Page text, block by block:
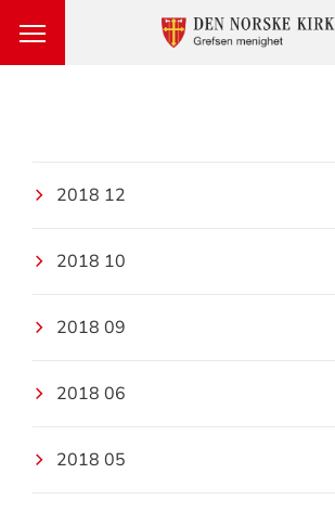
2018 12
2018 10
2018 09
2018 06
2018 05